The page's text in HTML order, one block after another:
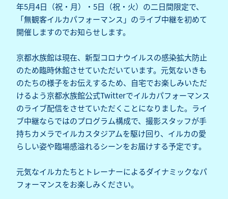
年5月4日（祝・月）・5日（祝・火）の二日間限定で、
「無観客イルカパフォーマンス」のライブ中継を初めて
開催しますのでお知らせします。
京都水族館は現在、新型コロナウイルスの感染拡大防止
のため臨時休館させていただいています。元気ないきも
のたちの様子をお伝えするため、自宅でお楽しみいただ
けるよう京都水族館公式Twitterでイルカパフォーマンス
のライブ配信をさせていただくことになりました。ライ
ブ中継ならではのプログラム構成で、撮影スタッフが手
持ちカメラでイルカスタジアムを駆け回り、イルカの愛
らしい姿や臨場感溢れるシーンをお届けする予定です。
元気なイルカたちとトレーナーによるダイナミックなパ
フォーマンスをお楽しみください。